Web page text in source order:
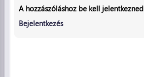
A hozzászóláshoz be kell jelentkezned
Bejelentkezés